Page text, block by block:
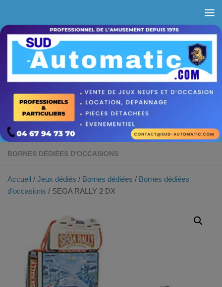
BORNES DÉDIÉES D'OCCASIONS
Accueil / Jeux dédiés / Bornes dédiées / Bornes dédiées
d'occasions / SEGA RALLY 2 DX